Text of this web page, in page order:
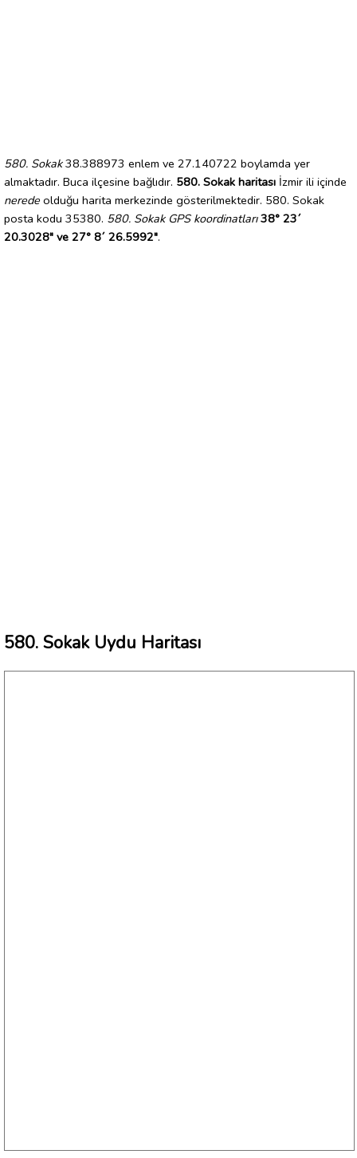
580. Sokak38.388973 enlem ve 27.140722 boylamda yer
almaktadır. Buca ilçesine bağlıdır. 580. Sokak haritası İzmir ili içinde
nerede olduğu harita merkezinde gösterilmektedir. 580. Sokak
posta kodu 35380. 580. Sokak GPS koordinatları 38° 23´
20.3028" ve 27° 8´ 26.5992".
580. Sokak Uydu Haritası